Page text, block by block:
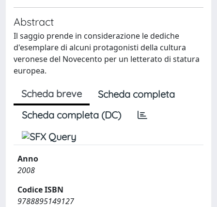
Abstract
Il saggio prende in considerazione le dediche
d'esemplare di alcuni protagonisti della cultura
veronese del Novecento per un letterato di statura
europea.
Scheda breve
Scheda completa
Scheda completa (DC)
Anno
2008
Codice ISBN
9788895149127